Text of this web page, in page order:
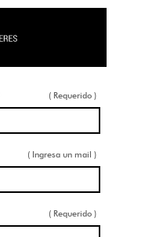
( Requerido )
( Ingresa un mail )
( Requerido )